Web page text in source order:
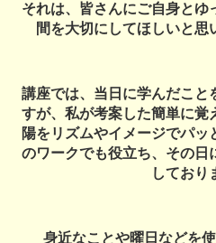
それは、皆さんにご自身とゆ
間を大切にしてほしいと思
講座では、当日に学んだこと
すが、私が考案した簡単に覚
陽をリズムやイメージでパッ
のワークでも役立ち、その日
しており
身近なことや曜日などを